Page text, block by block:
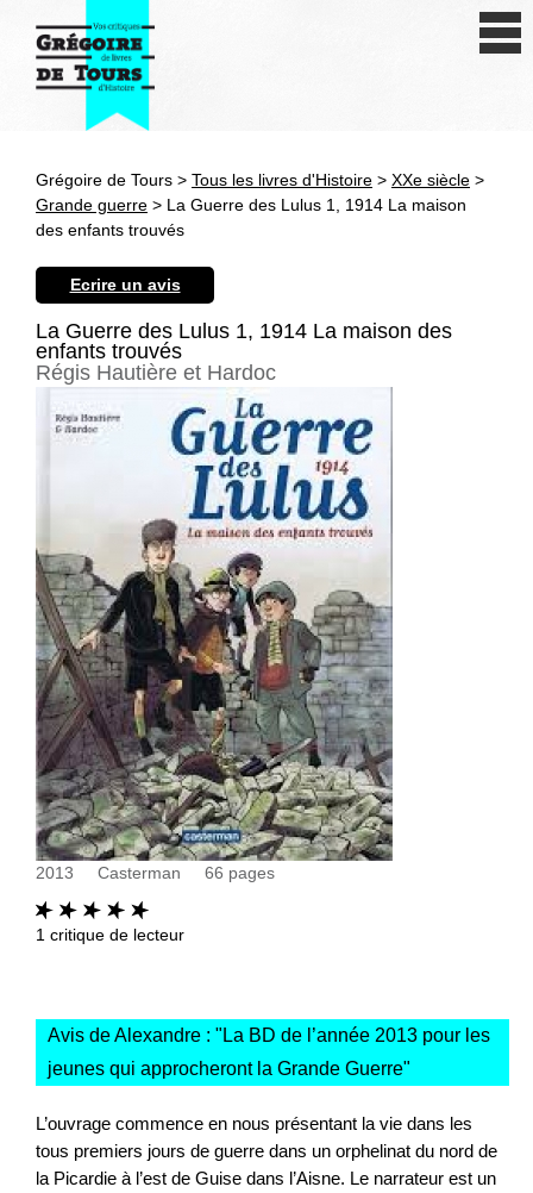
Antiquité
XXe siècle
Autres civilisations
Thématiques
Grégoire de Tours > Tous les livres d'Histoire > XXe siècle >
Grande guerre > La Guerre des Lulus 1, 1914 La maison
des enfants trouvés
Ecrire un avis
La Guerre des Lulus 1, 1914 La maison des
enfants trouvés
Régis Hautière et Hardoc
2013 Casterman 66 pages
1 critique de lecteur
Avis de Alexandre : " La BD de l’année 2013 pour les
jeunes qui approcheront la Grande Guerre"
L’ouvrage commence en nous présentant la vie dans les
tous premiers jours de guerre dans un orphelinat du nord de
la Picardie à l’est de Guise dans l’Aisne. Le narrateur est un